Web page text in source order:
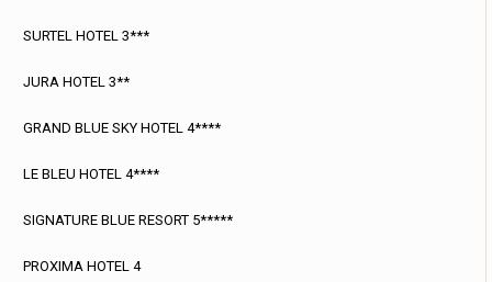
SURTEL HOTEL 3***
JURA HOTEL 3**
GRAND BLUE SKY HOTEL 4****
LE BLEU HOTEL 4****
SIGNATURE BLUE RESORT 5*****
PROXIMA HOTEL 4